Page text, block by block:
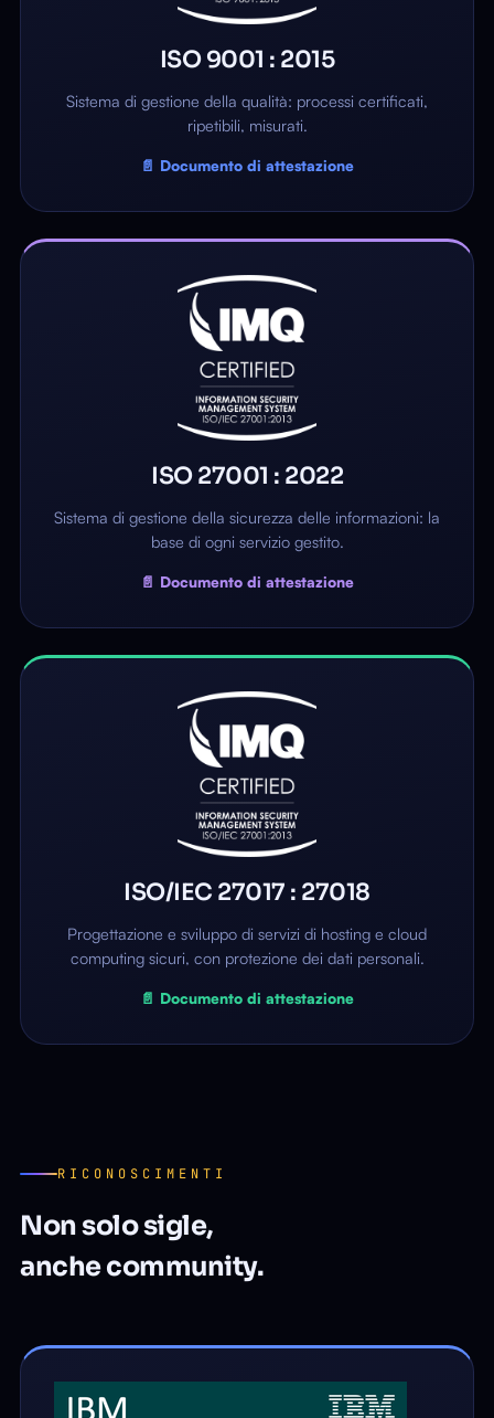
ISO 9001 : 2015
Sistema di gestione della qualità: processi certificati,
ripetibili, misurati.
📄 Documento di attestazione
ISO 27001 : 2022
Sistema di gestione della sicurezza delle informazioni: la
base di ogni servizio gestito.
📄 Documento di attestazione
ISO/IEC 27017 : 27018
Progettazione e sviluppo di servizi di hosting e cloud
computing sicuri, con protezione dei dati personali.
📄 Documento di attestazione
RICONOSCIMENTI
Non solo sigle,
anche community.